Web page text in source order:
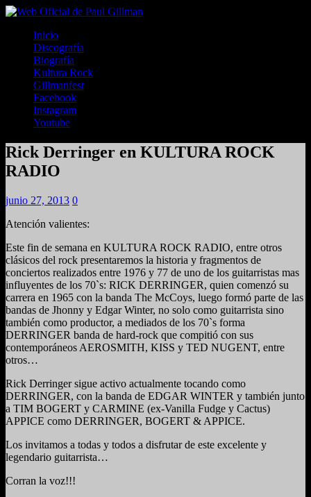
Inicio
Discografía
Biografía
Kultura Rock
Gillmanfest
Facebook
Instagram
Youtube
Rick Derringer en KULTURA ROCK
RADIO
junio 27, 2013 0
Atención valientes:
Este fin de semana en KULTURA ROCK RADIO, entre otros
clásicos del rock presentaremos la historia y fragmentos de
conciertos realizados entre 1976 y 77 de uno de los guitarristas mas
influyentes de los 70`s: RICK DERRINGER, quien comenzó su
carrera en 1965 con la banda The McCoys, luego formó parte de las
bandas de Jhonny y Edgar Winter, no solo como guitarrista sino
también como productor, a mediados de los 70`s forma
DERRINGER banda de hard-rock que compitió con sus
contemporáneos AEROSMITH, KISS y TED NUGENT, entre
otros…
Rick Derringer sigue activo actualmente tocando como
DERRINGER, con la banda de EDGAR WINTER y también junto
a TIM BOGERT y CARMINE (ex-Vanilla Fudge y Cactus)
APPICE como DERRINGER, BOGERT & APPICE.
Los invitamos a todas y todos a disfrutar de este excelente y
legendario guitarrista…
Corran la voz!!!